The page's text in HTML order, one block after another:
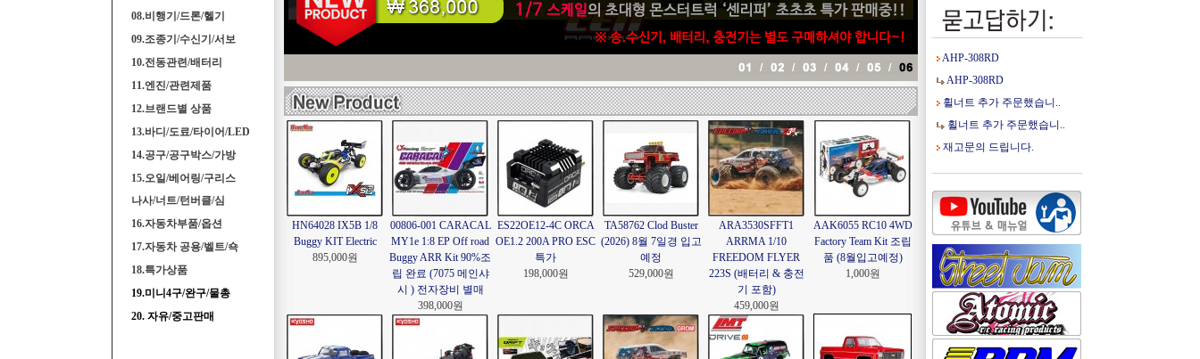
08.비행기/드론/헬기
09.조종기/수신기/서보
10.전동관련/배터리
11.엔진/관련제품
12.브랜드별 상품
13.바디/도료/타이어/LED
14.공구/공구박스/가방
15.오일/베어링/구리스
나사/너트/턴버클/심
16.자동차부품/옵션
17.자동차 공용/벨트/쇽
18.특가상품
19.미니4구/완구/물총
20. 자유/중고판매
HN64028 IX5B 1/8
Buggy KIT Electric
895,000원
00806-001 CARACAL
MY1e 1:8 EP Off road
Buggy ARR Kit 90%조
립 완료 (7075 메인샤
시 ) 전자장비 별매
398,000원
ES22OE12-4C ORCA
OE1.2 200A PRO ESC
특가
198,000원
TA58762 Clod Buster
(2026) 8월 7일경 입고
예정
529,000원
ARA3530SFFT1
ARRMA 1/10
FREEDOM FLYER
223S (배터리 & 충전
기 포함)
459,000원
AAK6055 RC10 4WD
Factory Team Kit 조립
품 (8월입고예정)
1,000원
AHP-308RD
AHP-308RD
휠너트 추가 주문했습니..
휠너트 추가 주문했습니..
재고문의 드립니다.